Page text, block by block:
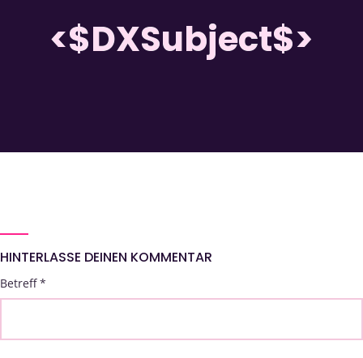
<$DXSubject$>
HINTERLASSE DEINEN KOMMENTAR
Betreff*